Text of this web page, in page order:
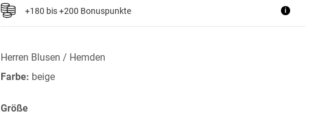
+180 bis +200 Bonuspunkte i
Herren Blusen / Hemden
Farbe: beige
Größe